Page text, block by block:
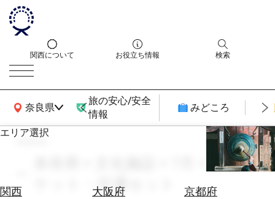
関西について お役立ち情報 検索
奈良県
関西広域MAP
旅の安心/安全
情報
みどころ
エリア選択
関西 大阪府
京都府
エ
search
奈良県 × 文化施設 × 7月 × 交通チ
ケット・交通セット